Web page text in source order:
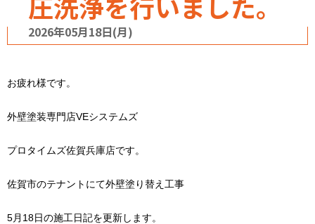
2026年05月18日(月)
お疲れ様です。
外壁塗装専門店VEシステムズ
プロタイムズ佐賀兵庫店です。
佐賀市のテナントにて外壁塗り替え工事
5月18日の施工日記を更新します。